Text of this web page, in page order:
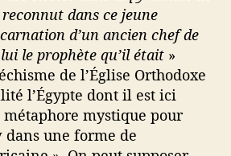
reconnut dans ce jeune
d’un ancien chef de
le prophète qu’il était »
de l’Église Orthodoxe
l’Égypte dont il est ici
mystique pour
dans une forme de